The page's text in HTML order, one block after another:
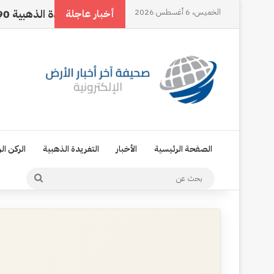
الخميس، 6 أغسطس 2026 أخبار عاجلة اسمي… هويتي الأولى التغريدة الذهبية 90
الصفحة الرئيسية الأخبار التغريدة الذهبية الركن
بحث